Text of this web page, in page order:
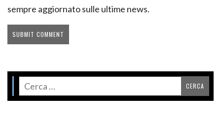
sempre aggiornato sulle ultime news.